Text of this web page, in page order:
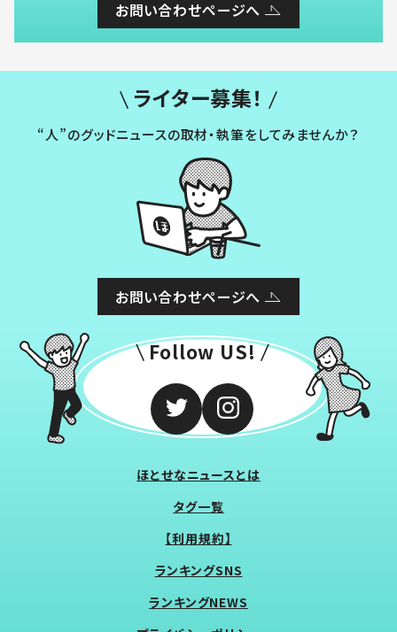
お問い合わせページへ
ライター募集！
“人”のグッドニュースの取材・執筆をしてみませんか？
お問い合わせページへ
Follow US!
ほとせなニュースとは
タグ一覧
【利用規約】
ランキングSNS
ランキングNEWS